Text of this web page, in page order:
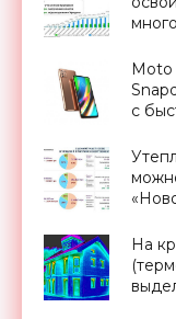
Moto
с
$422
На